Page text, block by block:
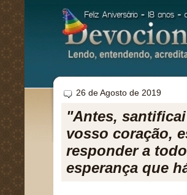
26 de Agosto de 2019
"Antes,
vosso coração,
responder a
esperança que